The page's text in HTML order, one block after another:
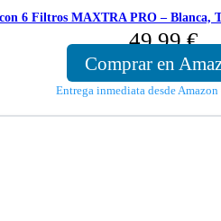
6 Filtros MAXTRA PRO –
49,99€
Comprar en
Entrega inmediata desde